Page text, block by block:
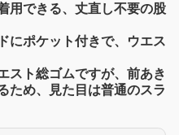
用できる、丈直し不要の股
にポケット付きで、ウエス
スト総ゴムですが、前あき
ため、見た目は普通のスラ